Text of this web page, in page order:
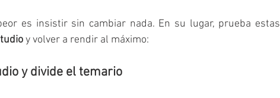
es insistir sin cambiar nada. En su lugar, prueba estas
y volver a rendir al máximo:
y divide el temario